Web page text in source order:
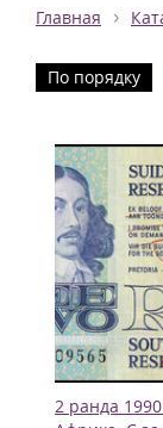
Главная ›
По порядку
2 ранда